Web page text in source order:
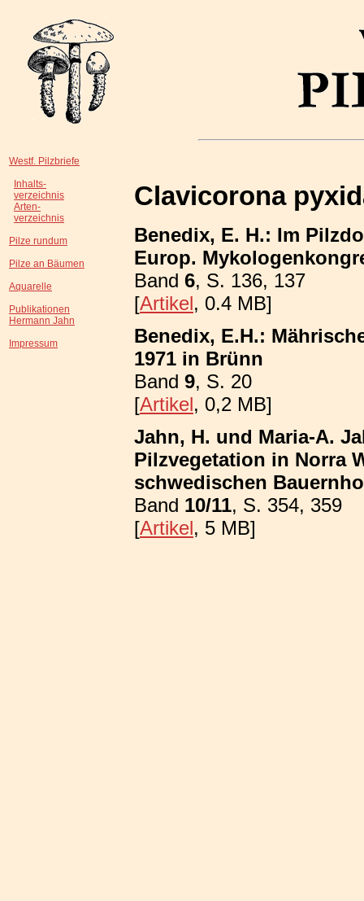
Westf. Pilzbriefe
Inhalts-
verzeichnis
Arten-
verzeichnis
Pilze rundum
Pilze an Bäumen
Aquarelle
Publikationen
Hermann Jahn
Impressum
Clavicorona
Benedix, E. H.: Im
Europ.
Band 6, S. 136, 137
[Artikel, 0.4 MB]
Benedix, E.H.:
1971 in Brünn
Band 9, S. 20
[Artikel, 0,2 MB]
Jahn, H. und Maria-A.
Pilzvegetation in Norra
schwedischen
Band 10/11, S. 354, 359
[Artikel, 5 MB]